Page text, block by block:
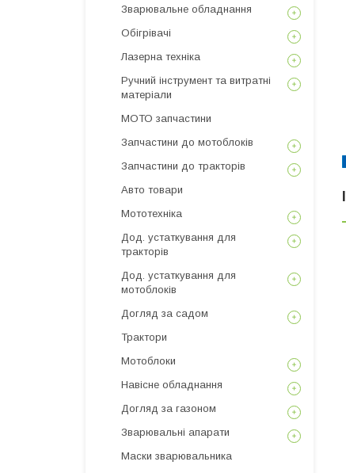
Зварювальне обладнання
Обігрівачі
Лазерна техніка
Ручний інструмент та витратні
матеріали
МОТО запчастини
Запчастини до мотоблоків
Запчастини до тракторів
Авто товари
Мототехніка
Дод. устаткування для
тракторів
Дод. устаткування для
мотоблоків
Догляд за садом
Трактори
Мотоблоки
Навісне обладнання
Догляд за газоном
Зварювальні апарати
Маски зварювальника